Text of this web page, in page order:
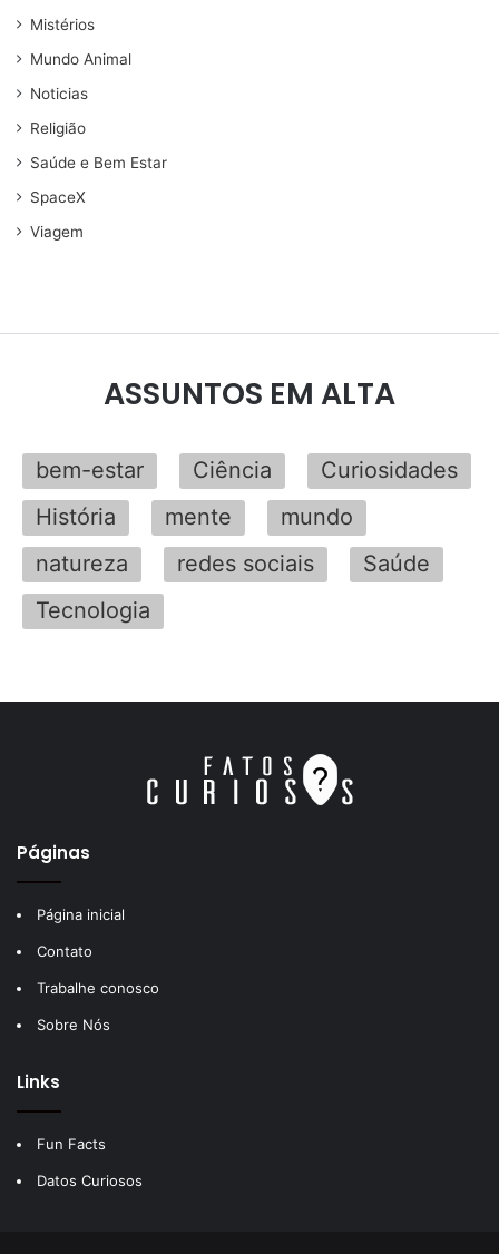
Mistérios
Mundo Animal
Noticias
Religião
Saúde e Bem Estar
SpaceX
Viagem
ASSUNTOS EM ALTA
bem-estar Ciência
Curiosidades
História
mente
mundo
natureza
redes sociais
Saúde
Tecnologia
Páginas
Página inicial
Contato
Trabalhe conosco
Sobre Nós
Links
Fun Facts
Datos Curiosos